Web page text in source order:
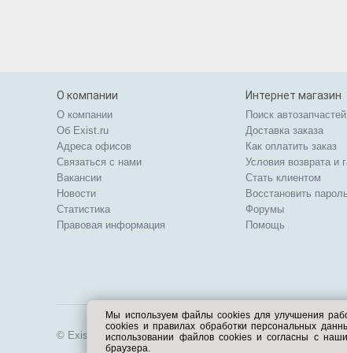
О компании
О компании
Об Exist.ru
Адреса офисов
Связаться с нами
Вакансии
Новости
Статистика
Правовая информация
Интернет магазин
Поиск
Доставка заказа
Как оплатить заказ
Условия возврата и
Стать клиентом
Восстановить пароль
Форумы
Помощь
© Exist.ru 1998—2026
Мы используем файлы cookies для улучшения
cookies и правилах обработки персональных
использовании файлов cookies и согласны с
браузера.